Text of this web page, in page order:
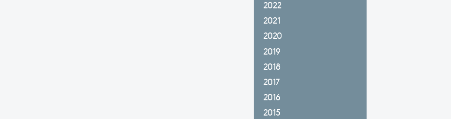
2022
2021
2020
2019
2018
2017
2016
2015